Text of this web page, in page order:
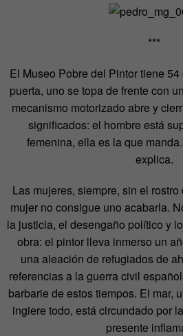
***
El Museo Pobre del Pintor tiene
puerta, uno se topa de frente con
mecanismo motorizado abre y
significados: el hombre está
femenina, ella es la que
explica.
Las mujeres, siempre, sin el
mujer no consigue uno acabarla.
la justicia, el desengaño político y
obra: el pintor lleva inmerso un
una aleación de refugiados de
referencias a la guerra civil
barbarie de estos tiempos. El mar,
ingiere todo, está circundado por
presente